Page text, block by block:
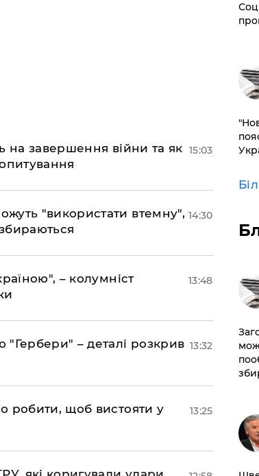
на завершення війни та як
опитування
15:03
"використати втемну", 14:30
– колумніст
13:48
"Гербери" – деталі розкрив 13:32
робити, щоб вистояти у
13:25